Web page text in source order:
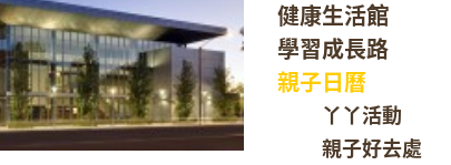
健康生活館
學習成長路
親子日曆
丫丫活動
親子好去處